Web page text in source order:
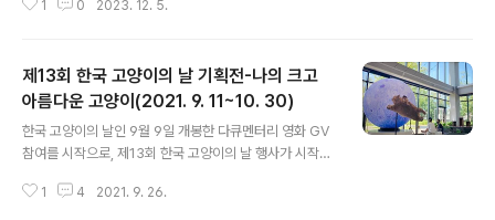
모습에 익숙해져 있지만, 인간이 인지하지 못하는 시간과
처음 오는 분은 모르실 수 있어서 올려놓아요. https://ww
네요. 2024년 9월 9일 한국 고양이의 날 기념일이 어느
덧 15주년을 맞이한 덕분에 행사도 예년보다 크게 치렀는
데요. 검색하면 15주년 행사 소식이 나오지만 티스토리로
만 오시는 분들도 계셨을 텐데 올리지 못해서 죄송해요, 연
말이라 넘 바빠서 지난 행사들은 아직 블로그에 정리를 못
하고 있는데 12월 중으로 결산해서 올릴게요~ 늘 찾아주
1 0 2023. 12. 5.
제13회 한국 고양이의 날 기획전-나의 크고
아름다운 고양이(2021. 9. 11~10. 30)
한국 고양이의 날인 9월 9일 개봉한 다큐멘터리 영화 GV
참여를 시작으로, 제13회 한국 고양이의 날 행사가 시작되
이’는, 2018년부터 매년 진행해 온 성묘입양 캠페인 전시
1 4 2021. 9. 26.